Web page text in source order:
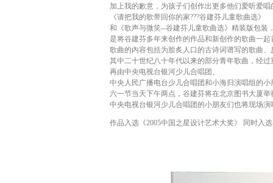
加上我的歉意，为孩子们创作出更多他们爱听爱唱
《请把我的歌带回你的家???谷建芬儿童歌曲选》
和《歌声与微笑--谷建芬儿童歌曲选》精装版包装
是将谷建芬多年来创作的作品和新创作的歌曲一起
歌曲的内容包括为脍炙人口的古诗词谱写的歌曲
其中二十世纪八十年代以来的部分青年歌曲，经过
再由中央电视台银河少儿合唱团、
中央人民广播电台少儿合唱团和小海归演唱组的
六一节当天下午两点，谷建芬将在北京图书大厦举
中央电视台银河少儿合唱团的小朋友们也将现场演
作品入选《2005中国之星设计艺术大奖》 同时入